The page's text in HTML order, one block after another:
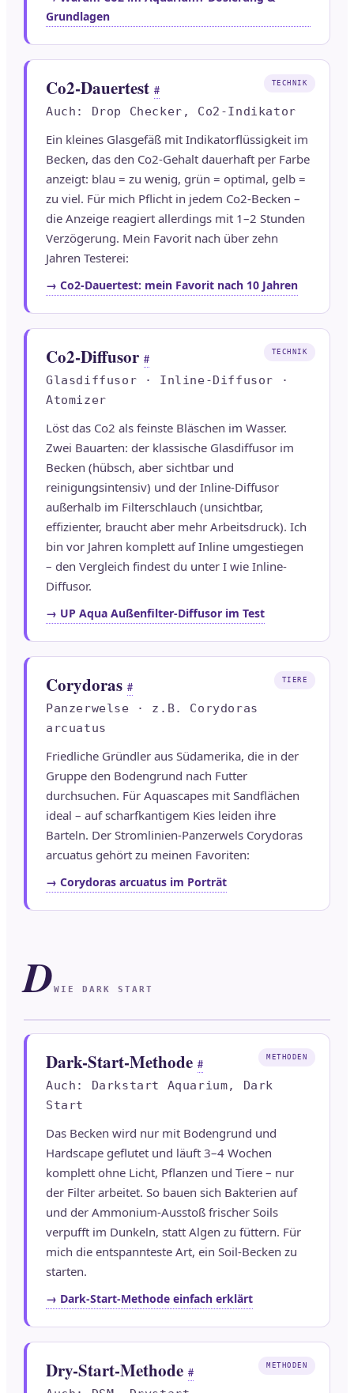
Grundlagen
Co2-Dauertest #
Auch: Drop Checker, Co2-Indikator
Ein kleines Glasgefäß mit Indikatorflüssigkeit im
Becken, das den Co2-Gehalt dauerhaft per Farbe
anzeigt: blau = zu wenig, grün = optimal, gelb =
zu viel. Für mich Pflicht in jedem Co2-Becken –
die Anzeige reagiert allerdings mit 1–2 Stunden
Verzögerung. Mein Favorit nach über zehn
Jahren Testerei:
→ Co2-Dauertest: mein Favorit nach 10 Jahren
TECHNIK
Co2-Diffusor #
Glasdiffusor · Inline-Diffusor ·
Atomizer
Löst das Co2 als feinste Bläschen im Wasser.
Zwei Bauarten: der klassische Glasdiffusor im
Becken (hübsch, aber sichtbar und
reinigungsintensiv) und der Inline-Diffusor
außerhalb im Filterschlauch (unsichtbar,
effizienter, braucht aber mehr Arbeitsdruck). Ich
bin vor Jahren komplett auf Inline umgestiegen
– den Vergleich findest du unter I wie Inline-
Diffusor.
→ UP Aqua Außenfilter-Diffusor im Test
TECHNIK
Corydoras #
Panzerwelse · z.B. Corydoras
arcuatus
Friedliche Gründler aus Südamerika, die in der
Gruppe den Bodengrund nach Futter
durchsuchen. Für Aquascapes mit Sandflächen
ideal – auf scharfkantigem Kies leiden ihre
Barteln. Der Stromlinien-Panzerwels Corydoras
arcuatus gehört zu meinen Favoriten:
→ Corydoras arcuatus im Porträt
TIERE
DWIE DARK START
Dark-Start-Methode #
Auch: Darkstart Aquarium, Dark
Start
Das Becken wird nur mit Bodengrund und
Hardscape geflutet und läuft 3–4 Wochen
komplett ohne Licht, Pflanzen und Tiere – nur
der Filter arbeitet. So bauen sich Bakterien auf
und der Ammonium-Ausstoß frischer Soils
verpufft im Dunkeln, statt Algen zu füttern. Für
mich die entspannteste Art, ein Soil-Becken zu
starten.
→ Dark-Start-Methode einfach erklärt
METHODEN
Dry-Start-Methode # METHODEN